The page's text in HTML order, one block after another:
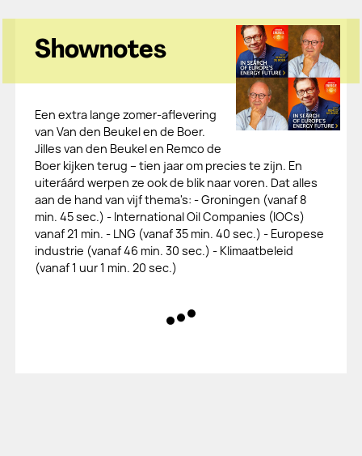
Shownotes
Een extra lange zomer-aflevering
van Van den Beukel en de Boer.
Jilles van den Beukel en Remco de
Boer kijken terug – tien jaar om precies te zijn. En
uiteráárd werpen ze ook de blik naar voren. Dat alles
aan de hand van vijf thema's: - Groningen (vanaf 8
min. 45 sec.) - International Oil Companies (IOCs)
vanaf 21 min. - LNG (vanaf 35 min. 40 sec.) - Europese
industrie (vanaf 46 min. 30 sec.) - Klimaatbeleid
(vanaf 1 uur 1 min. 20 sec.)